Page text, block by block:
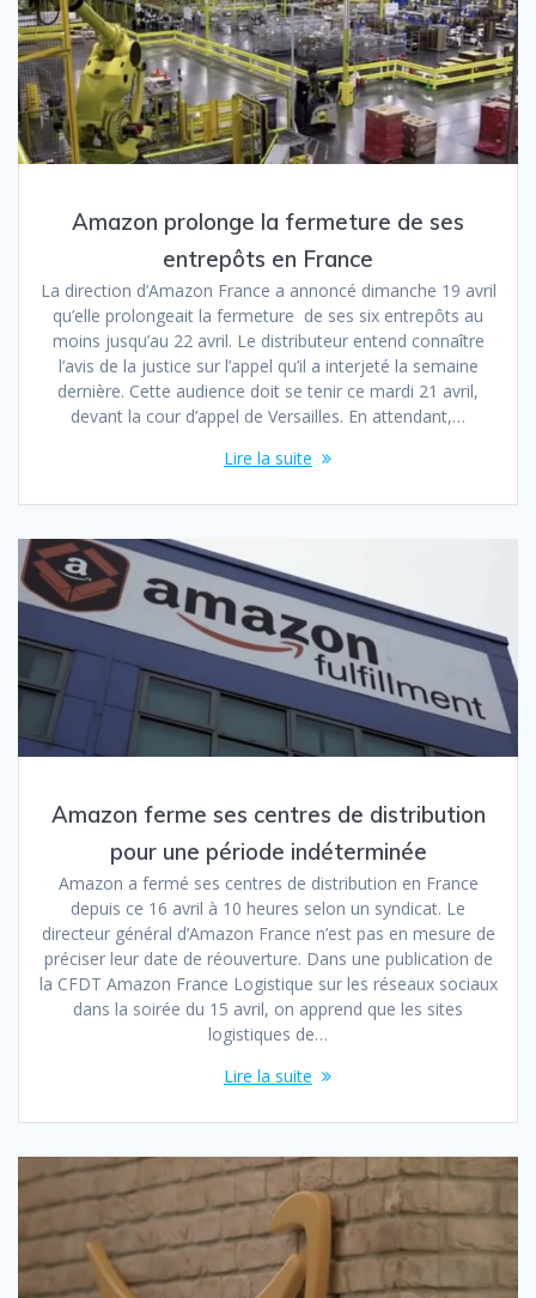
Amazon prolonge la fermeture de ses
entrepôts en France
La direction d’Amazon France a annoncé dimanche 19 avril
qu’elle prolongeait la fermeture de ses six entrepôts au
moins jusqu’au 22 avril. Le distributeur entend connaître
l’avis de la justice sur l’appel qu’il a interjeté la semaine
dernière. Cette audience doit se tenir ce mardi 21 avril,
devant la cour d’appel de Versailles. En attendant,…
Lire la suite
Amazon ferme ses centres de distribution
pour une période indéterminée
Amazon a fermé ses centres de distribution en France
depuis ce 16 avril à 10 heures selon un syndicat. Le
directeur général d’Amazon France n’est pas en mesure de
préciser leur date de réouverture. Dans une publication de
la CFDT Amazon France Logistique sur les réseaux sociaux
dans la soirée du 15 avril, on apprend que les sites
logistiques de…
Lire la suite